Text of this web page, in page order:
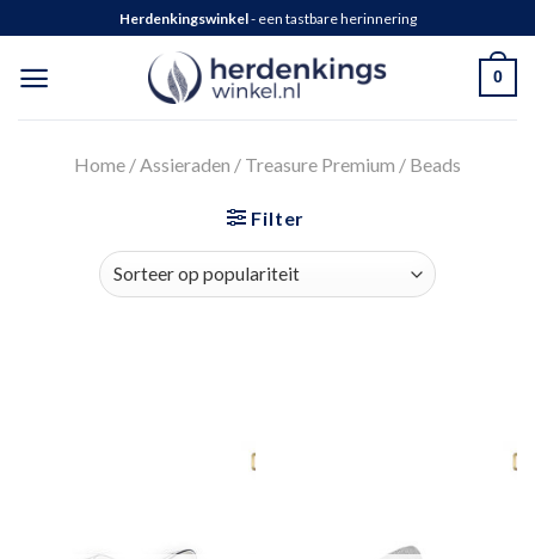
Herdenkingswinkel- een tastbare herinnering
0
Home /Assieraden / Treasure Premium / Beads
Filter